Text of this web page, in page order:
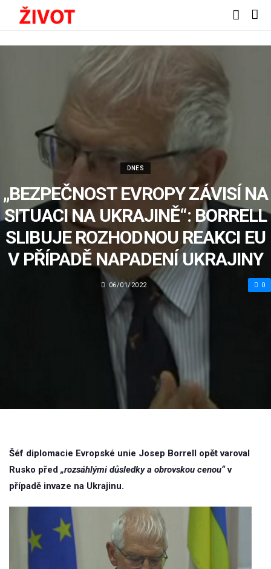
DNES
„BEZPEČNOST EVROPY ZÁVISÍ NA
SITUACI NA UKRAJINĚ“: BORRELL
SLIBUJE ROZHODNOU REAKCI EU
V PŘÍPADĚ NAPADENÍ UKRAJINY
06/01/2022 0
Šéf diplomacie Evropské unie Josep Borrell opět varoval
Rusko před „rozsáhlými důsledky a obrovskou cenou“v
případě invaze na Ukrajinu.